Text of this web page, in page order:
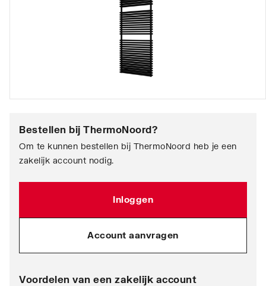
Bestellen bij ThermoNoord?
Om te kunnen bestellen bij ThermoNoord heb je een
zakelijk account nodig.
Inloggen
Account aanvragen
Voordelen van een zakelijk account